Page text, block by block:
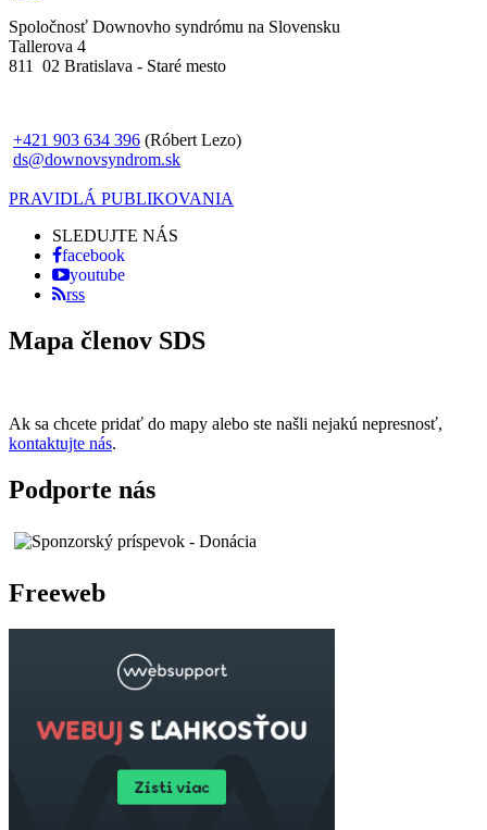
Spoločnosť Downovho syndrómu na Slovensku
Tallerova 4
811 02 Bratislava - Staré mesto
+421 903 634 396 (Róbert Lezo)
ds@downovsyndrom.sk
PRAVIDLÁ PUBLIKOVANIA
SLEDUJTE NÁS
facebook
youtube
rss
Mapa členov SDS
Ak sa chcete pridať do mapy alebo ste našli nejakú nepresnosť,
kontaktujte nás.
Podporte nás
Freeweb